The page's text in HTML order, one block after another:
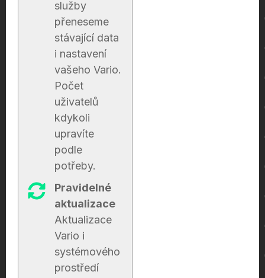
služby
přeneseme
stávající data
i nastavení
vašeho Vario.
Počet
uživatelů
kdykoli
upravíte
podle
potřeby.
Pravidelné
aktualizace
Aktualizace
Vario i
systémového
prostředí